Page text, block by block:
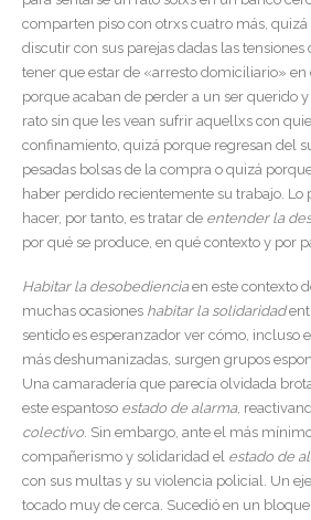
comparten piso con otrxs cuatro más,
discutir con sus parejas dadas las
tener que estar de «arresto domiciliario»
porque acaban de perder a un ser querido
rato sin que les vean sufrir aquellxs con
confinamiento, quizá porque regresan del
pesadas bolsas de la compra o quizá
haber perdido recientemente su trabajo.
hacer, por tanto, es tratar de entender la
por qué se produce, en qué contexto y por
Habitar la desobedienciaen este contexto
muchas ocasiones habitar la solidaridad
sentido es esperanzador ver cómo, incluso
más deshumanizadas, surgen grupos
Una camaradería que parecía olvidada
este espantoso estado de alarma,
colectivo. Sin embargo, ante el más
compañerismo y solidaridad el estado de
con sus multas y su violencia policial. Un
tocado muy de cerca. Sucedió en un